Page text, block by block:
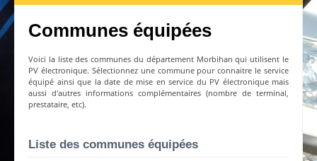
Communes équipées
Voici la liste des communes du département Morbihan qui utilisent le
PV électronique. Sélectionnez une commune pour connaitre le service
équipé ainsi que la date de mise en service du PV électronique mais
aussi d'autres informations complémentaires (nombre de terminal,
prestataire, etc).
Liste des communes équipées